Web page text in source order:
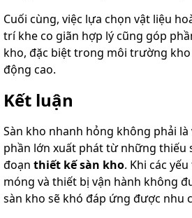
Cuối cùng, việc lựa chọn vật liệu
trí khe co giãn hợp lý cũng góp
kho, đặc biệt trong môi trường
động cao.
Kết luận
Sàn kho nhanh hỏng không phải
phần lớn xuất phát từ những thiếu
đoạn thiết kế sàn kho. Khi các
móng và thiết bị vận hành không
sàn kho sẽ khó đáp ứng được nhu